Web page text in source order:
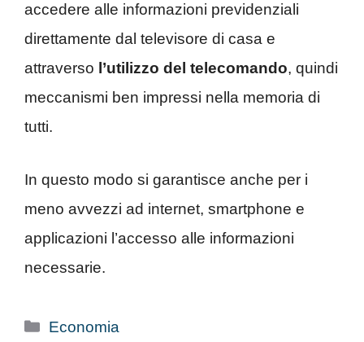
accedere alle informazioni previdenziali
direttamente dal televisore di casa e
attraverso l’utilizzo del telecomando, quindi
meccanismi ben impressi nella memoria di
tutti.
In questo modo si garantisce anche per i
meno avvezzi ad internet, smartphone e
applicazioni l’accesso alle informazioni
necessarie.
Categorie
Economia